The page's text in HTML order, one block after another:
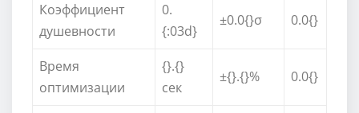
Коэффициент
душевности
0.
{:03d}
±0.0{}σ 0.0{}
Время
оптимизации
{}.{}
сек
±{}.{}% 0.0{}